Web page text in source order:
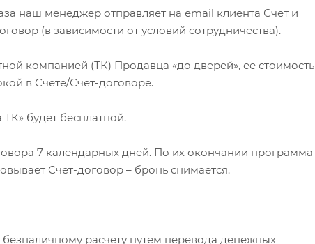
наш менеджер отправляет на email клиента Счет и
(в зависимости от условий сотрудничества).
компанией (ТК) Продавца «до дверей», ее стоимость
в Счете/Счет-договоре.
ТК» будет бесплатной.
7 календарных дней. По их окончании программа
Счет-договор – бронь снимается.
безналичному расчету путем перевода денежных